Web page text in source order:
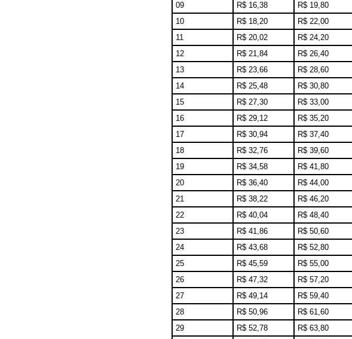
09
R$ 16,38
R$ 19,80
10
R$ 18,20
R$ 22,00
11
R$ 20,02
R$ 24,20
12
R$ 21,84
R$ 26,40
13
R$ 23,66
R$ 28,60
14
R$ 25,48
R$ 30,80
15
R$ 27,30
R$ 33,00
16
R$ 29,12
R$ 35,20
17
R$ 30,94
R$ 37,40
18
R$ 32,76
R$ 39,60
19
R$ 34,58
R$ 41,80
20
R$ 36,40
R$ 44,00
21
R$ 38,22
R$ 46,20
22
R$ 40,04
R$ 48,40
23
R$ 41,86
R$ 50,60
24
R$ 43,68
R$ 52,80
25
R$ 45,59
R$ 55,00
26
R$ 47,32
R$ 57,20
27
R$ 49,14
R$ 59,40
28
R$ 50,96
R$ 61,60
29
R$ 52,78
R$ 63,80